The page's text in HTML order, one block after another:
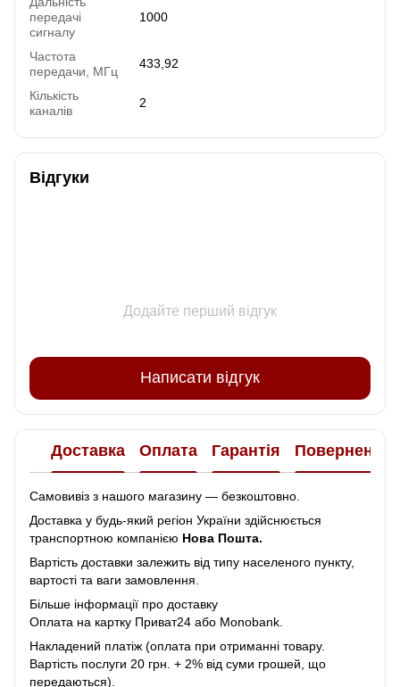
передачі
сигналу
1000
Частота
передачи, МГц
433,92
Кількість
каналів
2
Відгуки
Додайте перший відгук
Написати відгук
Доставка Оплата Гарантія Повернення
Самовивіз з нашого магазину — безкоштовно.
Доставка у будь-який регіон України здійснюється
транспортною компанією Нова Пошта.
Вартість доставки залежить від типу населеного пункту,
вартості та ваги замовлення.
Більше інформації про доставку
Оплата на картку Приват24 або Monobank.
Накладений платіж (оплата при отриманні товару.
Вартість послуги 20 грн. + 2% від суми грошей, що
передаються).